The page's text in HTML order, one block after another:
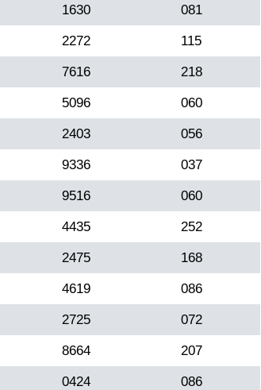
1630 081
2272 115
7616 218
5096 060
2403 056
9336 037
9516 060
4435 252
2475 168
4619 086
2725 072
8664 207
0424 086